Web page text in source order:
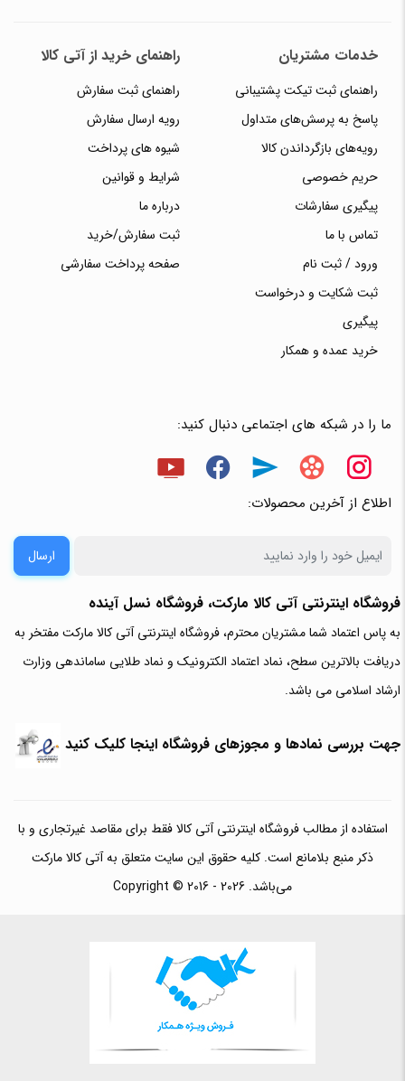
خدمات مشتریان
راهنمای ثبت تیکت پشتیبانی
پاسخ به پرسش‌های متداول
رویه‌های بازگرداندن کالا
حریم خصوصی
پیگیری سفارشات
تماس با ما
ورود / ثبت نام
ثبت شکایت و درخواست
پیگیری
خرید عمده و همکار
راهنمای خرید از آتی کالا
راهنمای ثبت سفارش
رویه ارسال سفارش
شیوه های پرداخت
شرایط و قوانین
درباره ما
ثبت سفارش/خرید
صفحه پرداخت سفارشی
ما را در شبکه های اجتماعی دنبال کنید:
اطلاع از آخرین محصولات:
ارسال
فروشگاه اینترنتی آتی‌ کالا مارکت، فروشگاه نسل آینده
به پاس اعتماد شما مشتریان محترم، فروشگاه اینترنتی آتی کالا مارکت مفتخر به
دریافت بالاترین سطح، نماد اعتماد الکترونیک و نماد طلایی ساماندهی وزارت
ارشاد اسلامی می باشد.
جهت بررسی نمادها و مجوزهای فروشگاه اینجا کلیک کنید
استفاده از مطالب فروشگاه اینترنتی آتی کالا فقط برای مقاصد غیرتجاری و با
ذکر منبع بلامانع است. کلیه حقوق این سایت متعلق به آتی کالا مارکت
می‌باشد. Copyright © 2016 - 2026